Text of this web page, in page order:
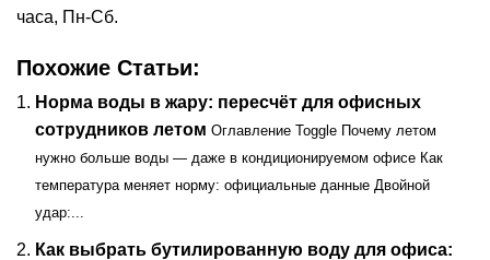
часа, Пн-Сб.
Похожие Статьи:
Норма воды в жару: пересчёт для офисных
сотрудников летом Оглавление Toggle Почему летом
нужно больше воды — даже в кондиционируемом офисе Как
температура меняет норму: официальные данные Двойной
удар:...
Как выбрать бутилированную воду для офиса: